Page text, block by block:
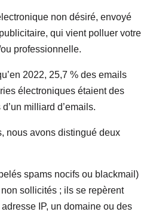
non désiré, envoyé
qui vient polluer votre
professionnelle.
2022, 25,7 % des emails
électroniques étaient des
milliard d’emails.
nous avons distingué deux
spams nocifs ou blackmail)
sollicités ; ils se repèrent
IP, un domaine ou des